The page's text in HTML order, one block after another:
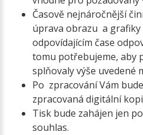
Časově nejnáročnější
úprava obrazu a grafiky
odpovídajícím čase
tomu potřebujeme, aby
splňovaly výše uvedené
Po zpracování Vám
zpracovaná digitální
Tisk bude zahájen jen
souhlas.